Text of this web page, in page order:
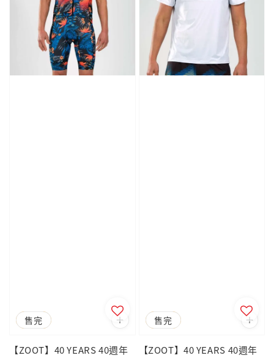
優惠
售完
【ZOOT】40 YEARS 40週年
優惠
售完
【ZOOT】40 YEARS 40週年